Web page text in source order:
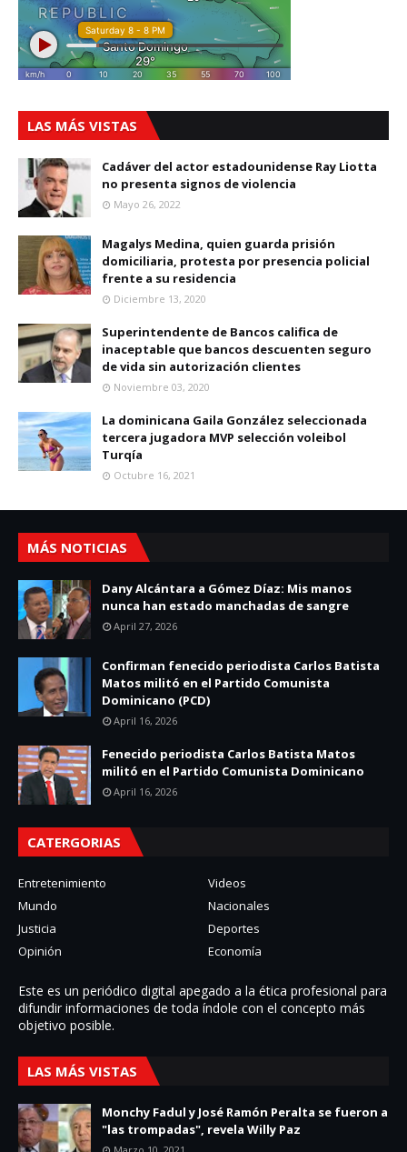
LAS MÁS VISTAS
Cadáver del actor estadounidense Ray Liotta
no presenta signos de violencia
Mayo 26, 2022
Magalys Medina, quien guarda prisión
domiciliaria, protesta por presencia policial
frente a su residencia
Diciembre 13, 2020
Superintendente de Bancos califica de
inaceptable que bancos descuenten seguro
de vida sin autorización clientes
Noviembre 03, 2020
La dominicana Gaila González seleccionada
tercera jugadora MVP selección voleibol
Turqía
Octubre 16, 2021
MÁS NOTICIAS
Dany Alcántara a Gómez Díaz: Mis manos
nunca han estado manchadas de sangre
April 27, 2026
Confirman fenecido periodista Carlos Batista
Matos militó en el Partido Comunista
Dominicano (PCD)
April 16, 2026
Fenecido periodista Carlos Batista Matos
militó en el Partido Comunista Dominicano
April 16, 2026
CATERGORIAS
Entretenimiento
Videos
Mundo
Nacionales
Justicia
Deportes
Opinión
Economía
Este es un periódico digital apegado a la ética profesional para
difundir informaciones de toda í­ndole con el concepto más
objetivo posible.
LAS MÁS VISTAS
Monchy Fadul y José Ramón Peralta se fueron a
"las trompadas", revela Willy Paz